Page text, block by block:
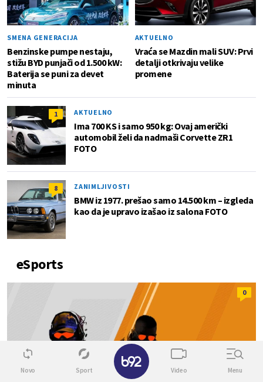
SMENA GENERACIJA
Benzinske pumpe nestaju,
stižu BYD punjači od 1.500 kW:
Baterija se puni za devet
minuta
AKTUELNO
Vraća se Mazdin mali SUV: Prvi
detalji otkrivaju velike
promene
1 AKTUELNO
Ima 700 KS i samo 950 kg: Ovaj američki
automobil želi da nadmaši Corvette ZR1
FOTO
8 ZANIMLJIVOSTI
BMW iz 1977. prešao samo 14.500 km – izgleda
kao da je upravo izašao iz salona FOTO
eSports
0
Novo Sport Video Menu